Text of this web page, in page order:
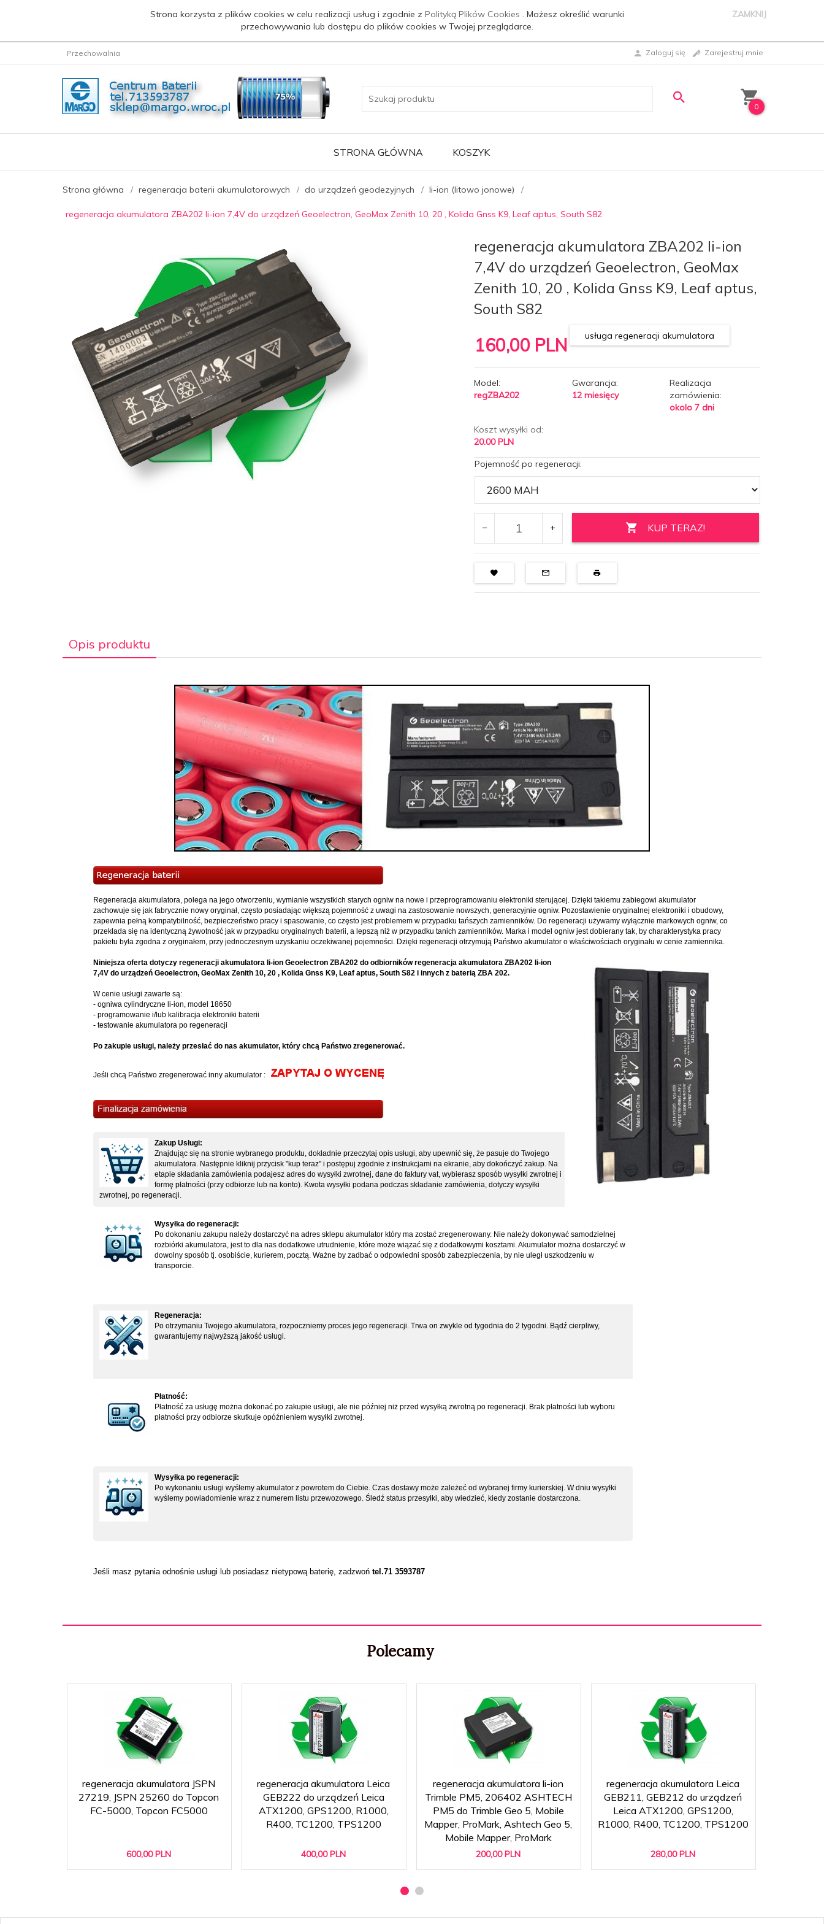
Strona korzysta z plików cookies w celu realizacji usług i zgodnie zPolityką Plików Cookies. Możesz określić warunki
przechowywania lub dostępu do plików cookies w Twojej przeglądarce.
ZAMKNIJ
Przechowalnia Zaloguj się Zarejestruj mnie
0
STRONA GŁÓWNA KOSZYK
Strona główna regeneracja baterii akumulatorowych do urządzeń geodezyjnych li-ion (litowo jonowe)
regeneracja akumulatora ZBA202 li-ion 7,4V do urządzeń Geoelectron, GeoMax Zenith 10, 20 , Kolida Gnss K9, Leaf aptus, South S82
regeneracja akumulatora ZBA202 li-ion
7,4V do urządzeń Geoelectron, GeoMax
Zenith 10, 20 , Kolida Gnss K9, Leaf aptus,
South S82
160,00 PLN usługa regeneracji akumulatora
Model:
regZBA202
Gwarancja:
12 miesięcy
Realizacja
zamówienia:
okolo 7 dni
Koszt wysyłki od:
20.00 PLN
Pojemność po regeneracji:
KUP TERAZ!
Opis produktu
Regeneracja akumulatora, polega na jego otworzeniu, wymianie wszystkich starych ogniw na nowe i przeprogramowaniu elektroniki sterującej. Dzięki takiemu zabiegowi akumulator
zachowuje się jak fabrycznie nowy oryginał, często posiadając większą pojemność z uwagi na zastosowanie nowszych, generacyjnie ogniw. Pozostawienie oryginalnej elektroniki i obudowy,
zapewnia pełną kompatybilność, bezpieczeństwo pracy i spasowanie, co często jest problemem w przypadku tańszych zamienników. Do regeneracji używamy wyłącznie markowych ogniw, co
przekłada się na identyczną żywotność jak w przypadku oryginalnych baterii, a lepszą niż w przypadku tanich zamienników. Marka i model ogniw jest dobierany tak, by charakterystyka pracy
pakietu była zgodna z oryginałem, przy jednoczesnym uzyskaniu oczekiwanej pojemności. Dzięki regeneracji otrzymują Państwo akumulator o właściwościach oryginału w cenie zamiennika.
Niniejsza oferta dotyczy regeneracji akumulatora li-ion Geoelectron ZBA202 do odbiorników regeneracja akumulatora ZBA202 li-ion
7,4V do urządzeń Geoelectron, GeoMax Zenith 10, 20 , Kolida Gnss K9, Leaf aptus, South S82 i innych z baterią ZBA 202.
W cenie usługi zawarte są:
- ogniwa cylindryczne li-ion, model 18650
- programowanie i/lub kalibracja elektroniki baterii
- testowanie akumulatora po regeneracji
Po zakupie usługi, należy przesłać do nas akumulator, który chcą Państwo zregenerować.
Jeśli chcą Państwo zregenerować inny akumulator :
Zakup Usługi:
Znajdując się na stronie wybranego produktu, dokładnie przeczytaj opis usługi, aby upewnić się, że pasuje do Twojego
akumulatora. Następnie kliknij przycisk "kup teraz" i postępuj zgodnie z instrukcjami na ekranie, aby dokończyć zakup. Na
etapie składania zamówienia podajesz adres do wysyłki zwrotnej, dane do faktury vat, wybierasz sposób wysyłki zwrotnej i
formę płatności (przy odbiorze lub na konto). Kwota wysyłki podana podczas składanie zamówienia, dotyczy wysyłki
zwrotnej, po regeneracji.
Wysyłka do regeneracji:
Po dokonaniu zakupu należy dostarczyć na adres sklepu akumulator który ma zostać zregenerowany. Nie należy dokonywać samodzielnej
rozbiórki akumulatora, jest to dla nas dodatkowe utrudnienie, które może wiązać się z dodatkowymi kosztami. Akumulator można dostarczyć w
dowolny sposób tj. osobiście, kurierem, pocztą. Ważne by zadbać o odpowiedni sposób zabezpieczenia, by nie uległ uszkodzeniu w
transporcie.
Regeneracja:
Po otrzymaniu Twojego akumulatora, rozpoczniemy proces jego regeneracji. Trwa on zwykle od tygodnia do 2 tygodni. Bądź cierpliwy,
gwarantujemy najwyższą jakość usługi.
Płatność:
Płatność za usługę można dokonać po zakupie usługi, ale nie później niż przed wysyłką zwrotną po regeneracji. Brak płatności lub wyboru
płatności przy odbiorze skutkuje opóźnieniem wysyłki zwrotnej.
Wysyłka po regeneracji:
Po wykonaniu usługi wyślemy akumulator z powrotem do Ciebie. Czas dostawy może zależeć od wybranej firmy kurierskiej. W dniu wysyłki
wyślemy powiadomienie wraz z numerem listu przewozowego. Śledź status przesyłki, aby wiedzieć, kiedy zostanie dostarczona.
Jeśli masz pytania odnośnie usługi lub posiadasz nietypową baterię, zadzwoń tel.71 3593787
Polecamy
regeneracja akumulatora JSPN
27219, JSPN 25260 do Topcon
FC-5000, Topcon FC5000
600,00 PLN
regeneracja akumulatora Leica
GEB222 do urządzeń Leica
ATX1200, GPS1200, R1000,
R400, TC1200, TPS1200
400,00 PLN
regeneracja akumulatora li-ion
Trimble PM5, 206402 ASHTECH
PM5 do Trimble Geo 5, Mobile
Mapper, ProMark, Ashtech Geo 5,
Mobile Mapper, ProMark
200,00 PLN
regeneracja akumulatora Leica
GEB211, GEB212 do urządzeń
Leica ATX1200, GPS1200,
R1000, R400, TC1200, TPS1200
280,00 PLN